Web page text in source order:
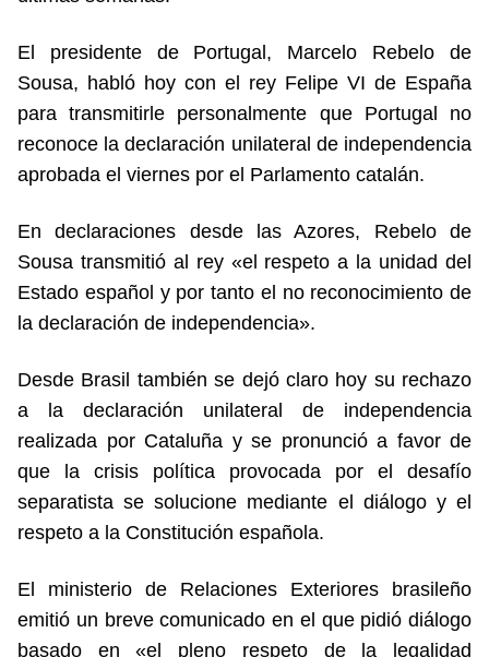
El presidente de Portugal, Marcelo Rebelo de
Sousa, habló hoy con el rey Felipe VI de España
para transmitirle personalmente que Portugal no
reconoce la declaración unilateral de independencia
aprobada el viernes por el Parlamento catalán.
En declaraciones desde las Azores, Rebelo de
Sousa transmitió al rey «el respeto a la unidad del
Estado español y por tanto el no reconocimiento de
la declaración de independencia».
Desde Brasil también se dejó claro hoy su rechazo
a la declaración unilateral de independencia
realizada por Cataluña y se pronunció a favor de
que la crisis política provocada por el desafío
separatista se solucione mediante el diálogo y el
respeto a la Constitución española.
El ministerio de Relaciones Exteriores brasileño
emitió un breve comunicado en el que pidió diálogo
basado en «el pleno respeto de la legalidad